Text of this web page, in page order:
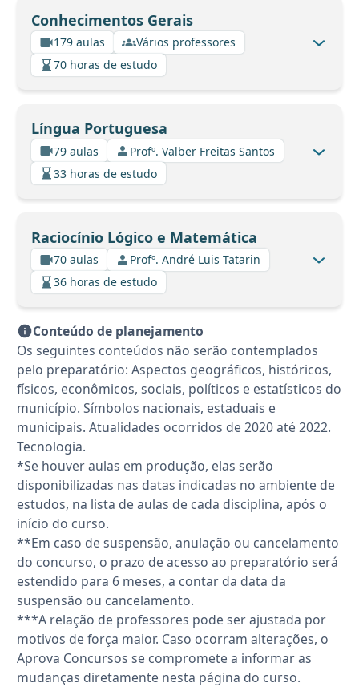
Conhecimentos Gerais
179 aulas
Vários professores
70 horas de estudo
Língua Portuguesa
79 aulas
Profº. Valber Freitas Santos
33 horas de estudo
Raciocínio Lógico e Matemática
70 aulas
Profº. André Luis Tatarin
36 horas de estudo
Conteúdo de planejamento
Os seguintes conteúdos não serão contemplados
pelo preparatório: Aspectos geográficos, históricos,
físicos, econômicos, sociais, políticos e estatísticos do
município. Símbolos nacionais, estaduais e
municipais. Atualidades ocorridos de 2020 até 2022.
Tecnologia.
*Se houver aulas em produção, elas serão
disponibilizadas nas datas indicadas no ambiente de
estudos, na lista de aulas de cada disciplina, após o
início do curso.
**Em caso de suspensão, anulação ou cancelamento
do concurso, o prazo de acesso ao preparatório será
estendido para 6 meses, a contar da data da
suspensão ou cancelamento.
***A relação de professores pode ser ajustada por
motivos de força maior. Caso ocorram alterações, o
Aprova Concursos se compromete a informar as
mudanças diretamente nesta página do curso.